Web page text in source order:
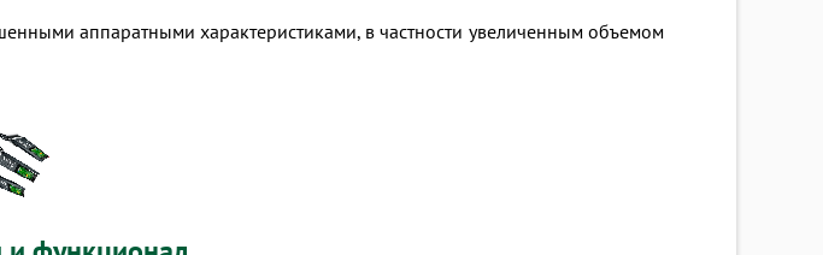
аппаратными характеристиками, в частности увеличенным объемом